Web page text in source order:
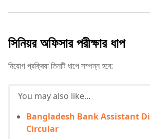
সিনিয়র অফিসার পরীক্ষার ধাপ
নিয়োগ প্রক্রিয়া তিনটি ধাপে সম্পন্ন হবে:
You may also like...
Bangladesh Bank Assistant
Circular